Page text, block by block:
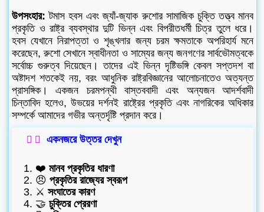
উপসংহার:টমাস হবস এবং জ্যাঁ-জ্যাক রুশোর সামাজিক চুক্তি তত্ত্ব মানব
প্রকৃতি ও রাষ্ট্র ব্যবস্থার দুটি ভিন্ন এবং বিপরীতধর্মী চিত্র তুলে ধরে।
হবস যেখানে নিরাপত্তা ও শৃঙ্খলার জন্য চরম ক্ষমতাকে অপরিহার্য মনে
করেছেন, রুশো সেখানে স্বাধীনতা ও সাম্যের জন্য জনগণের সার্বভৌমত্বকে
সর্বোচ্চ গুরুত্ব দিয়েছেন। তাদের এই ভিন্ন দৃষ্টিভঙ্গি কেবল সপ্তদশ বা
অষ্টাদশ শতকেই নয়, বরং আধুনিক রাষ্ট্রবিজ্ঞানের আলোচনাতেও অত্যন্ত
প্রাসঙ্গিক। একজন চরমপন্থী বাস্তববাদী এবং অন্যজন আদর্শবাদী
চিন্তাবিদ হলেও, উভয়ের দর্শনই রাষ্ট্রের প্রকৃতি এবং নাগরিকের অধিকার
সম্পর্কে আমাদের গভীর অন্তর্দৃষ্টি প্রদান করে।
একনজরে উত্তর দেখুন
❤️ মানব প্রকৃতির ধারণা
😠 প্রকৃতির রাজ্যের স্বরূপ
⚔️ সংঘাতের কারণ
🤝 চুক্তির প্রেরণা